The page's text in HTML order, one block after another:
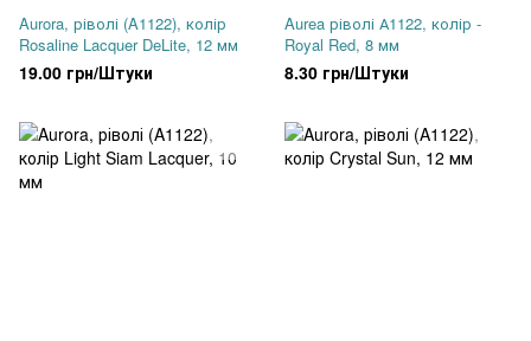
Aurora, ріволі (A1122), колір
Rosaline Lacquer DeLite, 12 мм
19.00 грн/Штуки
Aurea ріволі А1122, колір -
Royal Red, 8 мм
8.30 грн/Штуки